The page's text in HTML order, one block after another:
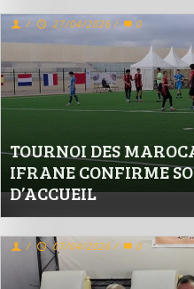
TOURNOI DES
IFRANE CONFIRME
D’ACCUEIL
/ 27/04/2026 / 0
/ 07/04/2026 / 0